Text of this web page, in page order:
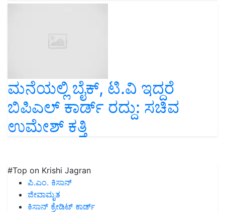
ಮನೆಯಲ್ಲಿ ಬೈಕ್‌, ಟಿ.ವಿ ಇದ್ದರೆ
ಬಿಪಿಎಲ್‌ ಕಾರ್ಡ್‌ ರದ್ದು: ಸಚಿವ
ಉಮೇಶ್‌ ಕತ್ತಿ
#Top on Krishi Jagran
ಪಿ.ಎಂ. ಕಿಸಾನ್
ಜೀವಾಮೃತ
ಕಿಸಾನ್ ಕ್ರೇಡಿಟ್ ಕಾರ್ಡ್